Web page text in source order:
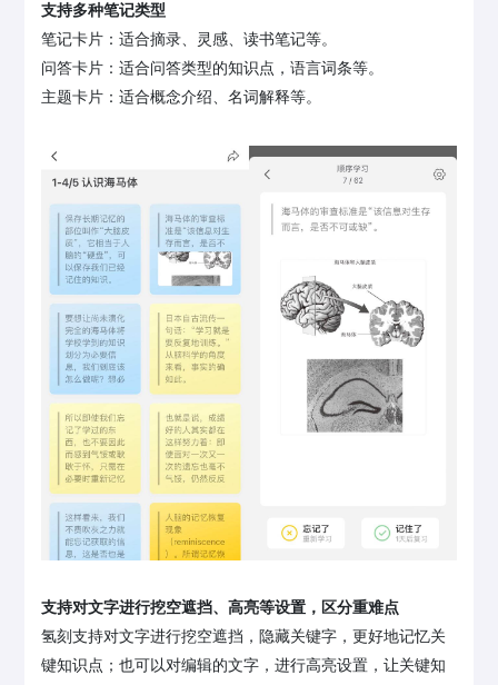
支持多种笔记类型
笔记卡片：适合摘录、灵感、读书笔记等。
问答卡片：适合问答类型的知识点，语言词条等。
主题卡片：适合概念介绍、名词解释等。
支持对文字进行挖空遮挡、高亮等设置，区分重难点
氢刻支持对文字进行挖空遮挡，隐藏关键字，更好地记忆关
键知识点；也可以对编辑的文字，进行高亮设置，让关键知